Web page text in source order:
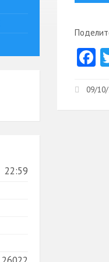
b
o
09/
22:59